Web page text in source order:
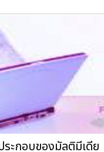
ะกอบของมัลติมีเดีย